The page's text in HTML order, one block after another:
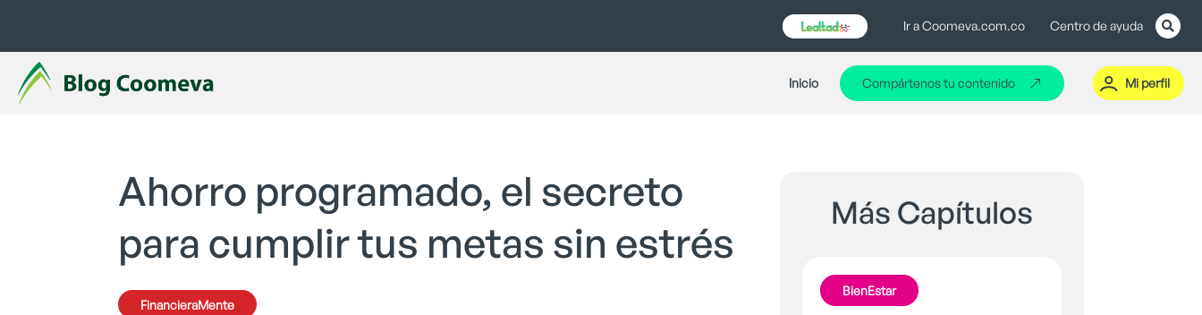
Ir a Coomeva.com.co Centro de ayuda
Inicio Compártenos tu contenido Mi perfil
Ahorro programado, el secreto
para cumplir tus metas sin estrés
FinancieraMente
Más Capítulos
BienEstar